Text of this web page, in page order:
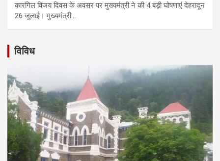
कारगिल विजय दिवस के अवसर पर मुख्यमंत्री ने की 4 बड़ी घोषणाएं देहरादून
26 जुलाई। मुख्यमंत्री…
विविध